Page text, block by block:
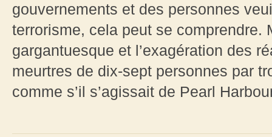
gouvernements et des personnes
terrorisme, cela peut se comprendre.
gargantuesque et l’exagération des
meurtres de dix-sept personnes par
comme s’il s’agissait de Pearl